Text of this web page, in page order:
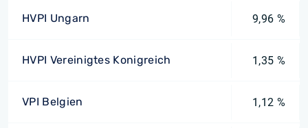
HVPI Ungarn 9,96 %
HVPI Vereinigtes Konigreich 1,35 %
VPI Belgien 1,12 %